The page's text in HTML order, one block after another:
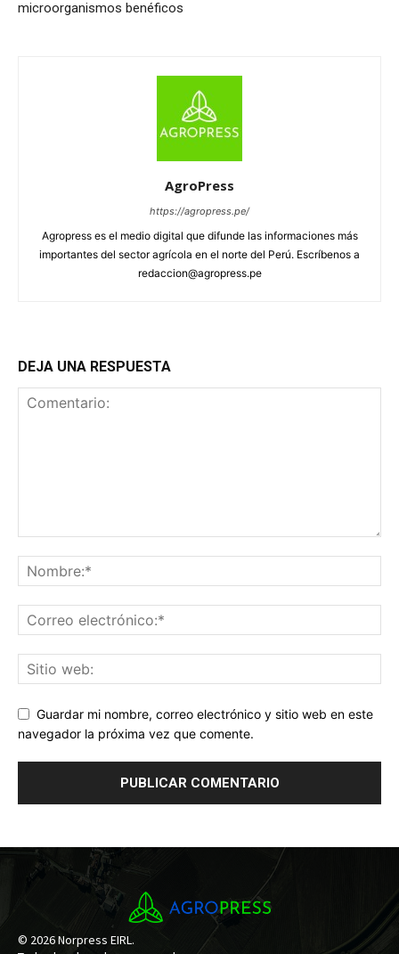
microorganismos benéficos
AgroPress
https://agropress.pe/
Agropress es el medio digital que difunde las informaciones más
importantes del sector agrícola en el norte del Perú. Escríbenos a
redaccion@agropress.pe
DEJA UNA RESPUESTA
Guardar mi nombre, correo electrónico y sitio web en este
navegador la próxima vez que comente.
© 2026 Norpress EIRL.